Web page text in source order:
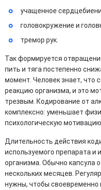
учащенное
головокружение и
тремор рук.
Так формируется
пить и тяга постепенно
момент. Человек знает, что
реакцию организма, и это
трезвым. Кодирование от
комплексно: уменьшает
психологическую
Длительность действия
используемого препарата и
организма. Обычно капсула
нескольких месяцев.
нужны, чтобы своевременно